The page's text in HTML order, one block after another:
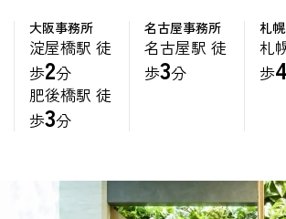
大阪事務所
淀屋橋駅 徒
歩2分
肥後橋駅 徒
歩3分
名古屋事務所
名古屋駅 徒
歩3分
札
札
歩